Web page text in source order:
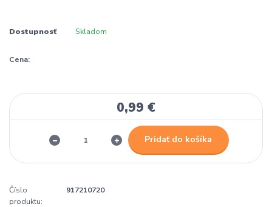
Dostupnosť Skladom
Cena:
0,99 €
Pridať do košíka
Číslo
produktu:
917210720